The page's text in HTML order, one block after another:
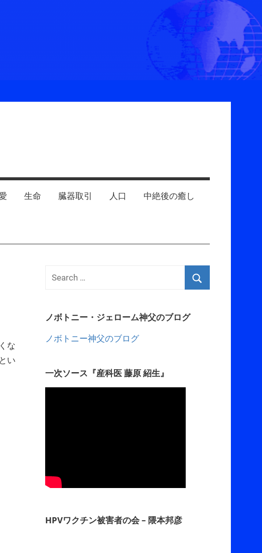
生命 臓器取引 人口 中絶後の癒し
な
い
ノボトニー・ジェローム神父のブログ
ノボトニー神父のブログ
一次ソース『産科医 藤原 紹生』
HPVワクチン被害者の会 – 隈本邦彦